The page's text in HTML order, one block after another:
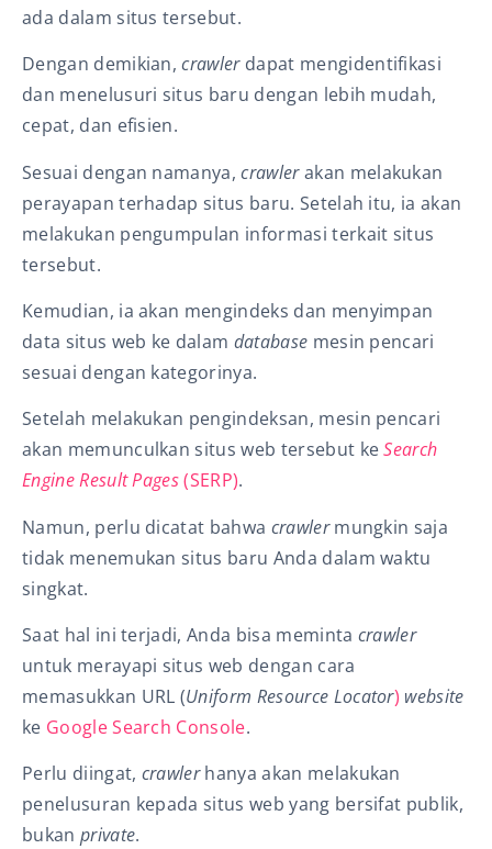
ada dalam situs tersebut.
Dengan demikian,crawlerdapat mengidentifikasi
dan menelusuri situs baru dengan lebih mudah,
cepat, dan efisien.
Sesuai dengan namanya,crawlerakan melakukan
perayapan terhadap situs baru. Setelah itu, ia akan
melakukan pengumpulan informasi terkait situs
tersebut.
Kemudian, ia akan mengindeks dan menyimpan
data situs web ke dalam database mesin pencari
sesuai dengan kategorinya.
Setelah melakukan pengindeksan, mesin pencari
akan memunculkan situs web tersebut keSearch
Engine Result Pages(SERP).
Namun, perlu dicatat bahwa crawlermungkin saja
tidak menemukan situs baru Anda dalam waktu
singkat.
Saat hal ini terjadi, Anda bisa meminta crawler
untuk merayapi situs web dengan cara
memasukkan URL (Uniform Resource Locator) website
ke Google Search Console.
Perlu diingat, crawlerhanya akan melakukan
penelusuran kepada situs web yang bersifat publik,
bukan private.